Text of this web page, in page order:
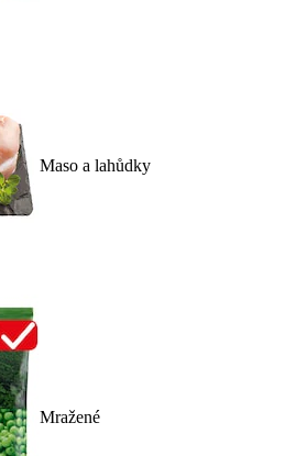
Maso a lahůdky
Mražené